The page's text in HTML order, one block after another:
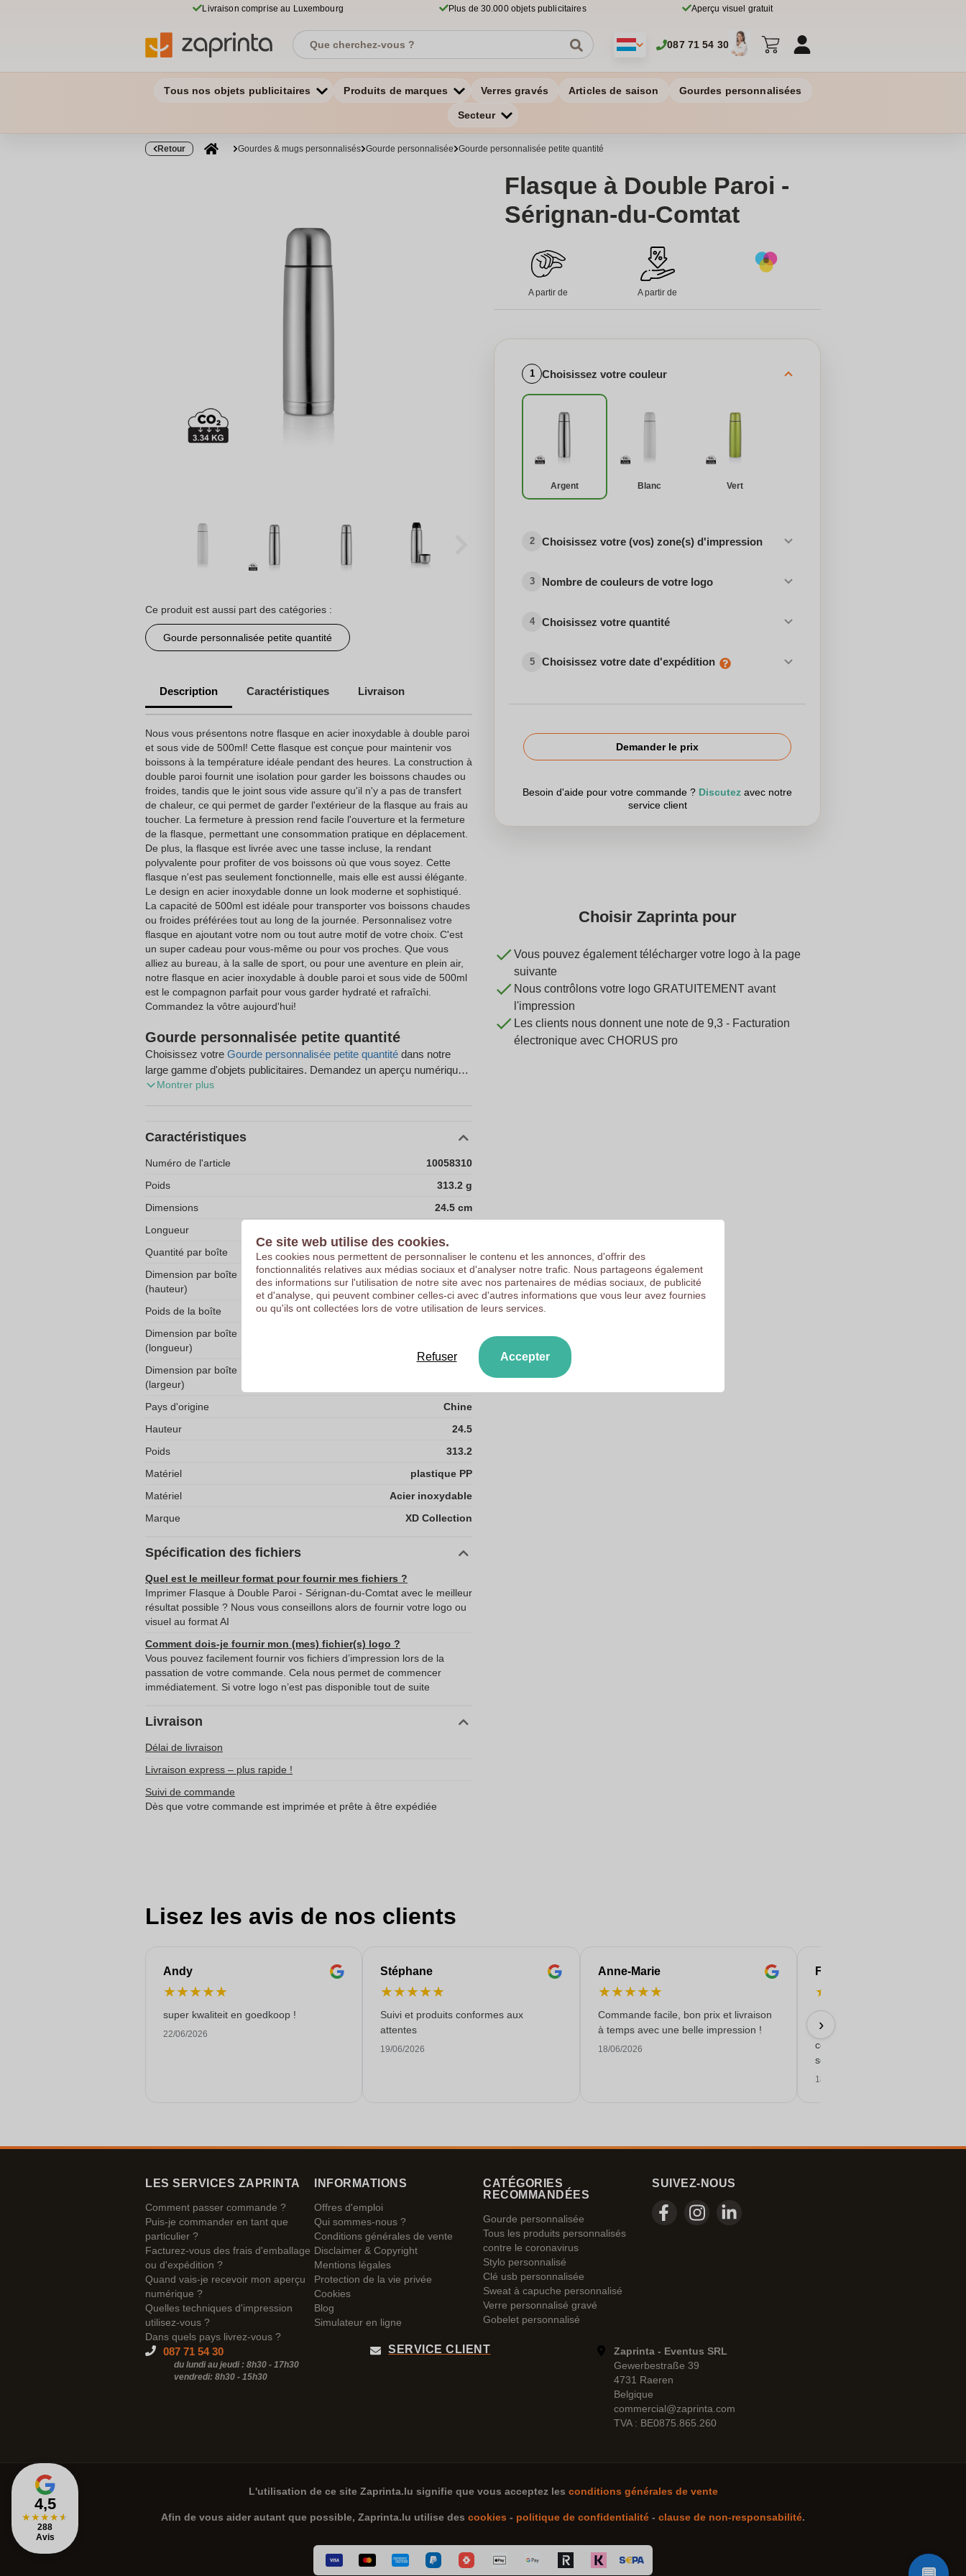
Livraison comprise au Luxembourg Plus de 30.000 objets publicitaires Aperçu visuel gratuit
087 71 54 30
Tous nos objets publicitaires Produits de marques Verres gravés Articles de saison Gourdes personnalisées
Secteur
Retour Gourdes & mugs personnalisés Gourde personnalisée Gourde personnalisée petite quantité
Ce produit est aussi part des catégories :
Gourde personnalisée petite quantité
Description Caractéristiques Livraison
Nous vous présentons notre flasque en acier inoxydable à double paroi
et sous vide de 500ml! Cette flasque est conçue pour maintenir vos
boissons à la température idéale pendant des heures. La construction à
double paroi fournit une isolation pour garder les boissons chaudes ou
froides, tandis que le joint sous vide assure qu'il n'y a pas de transfert
de chaleur, ce qui permet de garder l'extérieur de la flasque au frais au
toucher. La fermeture à pression rend facile l'ouverture et la fermeture
de la flasque, permettant une consommation pratique en déplacement.
De plus, la flasque est livrée avec une tasse incluse, la rendant
polyvalente pour profiter de vos boissons où que vous soyez. Cette
flasque n'est pas seulement fonctionnelle, mais elle est aussi élégante.
Le design en acier inoxydable donne un look moderne et sophistiqué.
La capacité de 500ml est idéale pour transporter vos boissons chaudes
ou froides préférées tout au long de la journée. Personnalisez votre
flasque en ajoutant votre nom ou tout autre motif de votre choix. C'est
un super cadeau pour vous-même ou pour vos proches. Que vous
alliez au bureau, à la salle de sport, ou pour une aventure en plein air,
notre flasque en acier inoxydable à double paroi et sous vide de 500ml
est le compagnon parfait pour vous garder hydraté et rafraîchi.
Commandez la vôtre aujourd'hui!
Gourde personnalisée petite quantité
Choisissez votre Gourde personnalisée petite quantité dans notre
large gamme d'objets publicitaires. Demandez un aperçu numérique
gratuit et profitez de la livraison gratuite de votre commande.
Montrer plus
Caractéristiques
Numéro de l'article
10058310
Poids
313.2 g
Dimensions
24.5 cm
Longueur
Quantité par boîte
10
Dimension par boîte
(hauteur)
25.3
Poids de la boîte
46.50 gram
Dimension par boîte
(longueur)
Dimension par boîte
(largeur)
Pays d'origine
Chine
Hauteur
24.5
Poids
313.2
Matériel
plastique PP
Matériel
Acier inoxydable
Marque
XD Collection
Spécification des fichiers
Quel est le meilleur format pour fournir mes fichiers ?
Imprimer Flasque à Double Paroi - Sérignan-du-Comtat avec le meilleur
résultat possible ? Nous vous conseillons alors de fournir votre logo ou
visuel au format AI
Comment dois-je fournir mon (mes) fichier(s) logo ?
Vous pouvez facilement fournir vos fichiers d’impression lors de la
passation de votre commande. Cela nous permet de commencer
immédiatement. Si votre logo n’est pas disponible tout de suite
Livraison
Délai de livraison
Livraison express – plus rapide !
Suivi de commande
Dès que votre commande est imprimée et prête à être expédiée
Flasque à Double Paroi -
Sérignan-du-Comtat
A partir de A partir de
1 Choisissez votre couleur
Argent Blanc Vert
2 Choisissez votre (vos) zone(s) d'impression
3 Nombre de couleurs de votre logo
4 Choisissez votre quantité
5 Choisissez votre date d'expédition
Demander le prix
Besoin d'aide pour votre commande ? Discutez avec notre
service client
Choisir Zaprinta pour
Vous pouvez également télécharger votre logo à la page
suivante
Nous contrôlons votre logo GRATUITEMENT avant
l'impression
Les clients nous donnent une note de 9,3 - Facturation
électronique avec CHORUS pro
Lisez les avis de nos clients
Andy
★★★★★
super kwaliteit en goedkoop !
22/06/2026
Stéphane
★★★★★
Suivi et produits conformes aux
attentes
19/06/2026
Anne-Marie
★★★★★
Commande facile, bon prix et livraison
à temps avec une belle impression !
18/06/2026
Françoise
★
L'ADL Lontzen-Plombières-
Welkenraedt est très satisfaite
commande reçue hier. Travail
service de qualité!
18/06/2026
›
4,5
★★★★★
288
Avis
LES SERVICES ZAPRINTA
Comment passer commande ?
Puis-je commander en tant que
particulier ?
Facturez-vous des frais d'emballage
ou d'expédition ?
Quand vais-je recevoir mon aperçu
numérique ?
Quelles techniques d'impression
utilisez-vous ?
Dans quels pays livrez-vous ?
INFORMATIONS
Offres d'emploi
Qui sommes-nous ?
Conditions générales de vente
Disclaimer & Copyright
Mentions légales
Protection de la vie privée
Cookies
Blog
Simulateur en ligne
CATÉGORIES
RECOMMANDÉES
Gourde personnalisée
Tous les produits personnalisés
contre le coronavirus
Stylo personnalisé
Clé usb personnalisée
Sweat à capuche personnalisé
Verre personnalisé gravé
Gobelet personnalisé
SUIVEZ-NOUS
087 71 54 30
du lundi au jeudi : 8h30 - 17h30
vendredi: 8h30 - 15h30
SERVICE CLIENT
Zaprinta - Eventus SRL
Gewerbestraße 39
4731 Raeren
Belgique
commercial@zaprinta.com
TVA : BE0875.865.260
L'utilisation de ce site Zaprinta.lu signifie que vous acceptez les conditions générales de vente
Afin de vous aider autant que possible, Zaprinta.lu utilise des cookies - politique de confidentialité - clause de non-responsabilité.
Ce site web utilise des cookies.
Les cookies nous permettent de personnaliser le contenu et les annonces, d'offrir des
fonctionnalités relatives aux médias sociaux et d'analyser notre trafic. Nous partageons également
des informations sur l'utilisation de notre site avec nos partenaires de médias sociaux, de publicité
et d'analyse, qui peuvent combiner celles-ci avec d'autres informations que vous leur avez fournies
ou qu'ils ont collectées lors de votre utilisation de leurs services.
Refuser Accepter